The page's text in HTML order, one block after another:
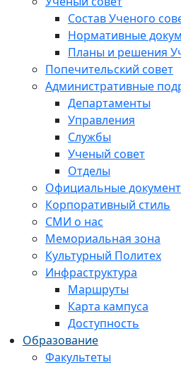
Состав Ученого
Нормативные
Планы и решения
Попечительский совет
Административные
Департаменты
Управления
Службы
Ученый совет
Отделы
Официальные
Корпоративный стиль
СМИ о нас
Мемориальная зона
Культурный Политех
Инфраструктура
Маршруты
Карта кампуса
Доступность
Образование
Факультеты